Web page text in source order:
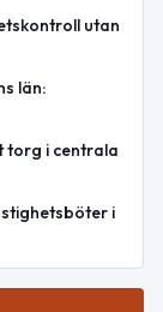
utan
län:
torg i centrala
i